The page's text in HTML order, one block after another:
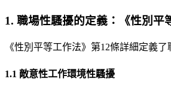
1. 職場性騷擾的定義：《性別平
《性別平等工作法》第12條詳細定義
1.1 敵意性工作環境性騷擾